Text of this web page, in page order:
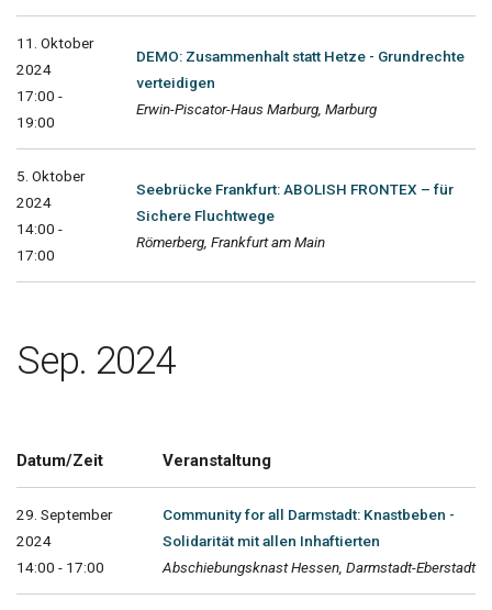
11. Oktober
2024
17:00 -
19:00
DEMO: Zusammenhalt statt Hetze - Grundrechte
verteidigen
Erwin-Piscator-Haus Marburg, Marburg
5. Oktober
2024
14:00 -
17:00
Seebrücke Frankfurt: ABOLISH FRONTEX – für
Sichere Fluchtwege
Römerberg, Frankfurt am Main
Sep. 2024
Datum/Zeit Veranstaltung
29. September
2024
14:00 - 17:00
Community for all Darmstadt: Knastbeben -
Solidarität mit allen Inhaftierten
Abschiebungsknast Hessen, Darmstadt-Eberstadt